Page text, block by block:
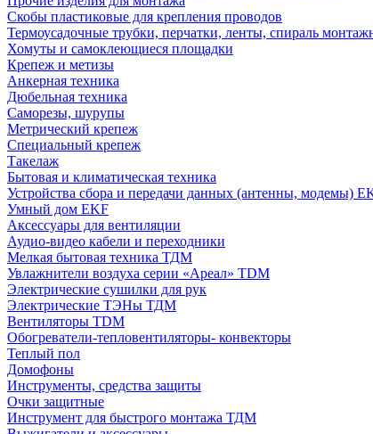
Скобы пластиковые для крепления проводов
Термоусадочные трубки, перчатки, ленты, спираль
Хомуты и самоклеющиеся площадки
Крепеж и метизы
Анкерная техника
Дюбельная техника
Саморезы, шурупы
Метрический крепеж
Специальный крепеж
Такелаж
Бытовая и климатическая техника
Устройства сбора и передачи данных (антенны, модемы)
Умный дом EKF
Аксессуары для вентиляции
Аудио-видео кабели и переходники
Мелкая бытовая техника ТДМ
Увлажнители воздуха серии «Ареал» TDM
Электрические сушилки для рук
Электрические ТЭНы ТДМ
Вентиляторы TDM
Обогреватели-тепловентиляторы- конвекторы
Теплый пол
Домофоны
Инструменты, средства защиты
Очки защитные
Инструмент для быстрого монтажа ТДМ